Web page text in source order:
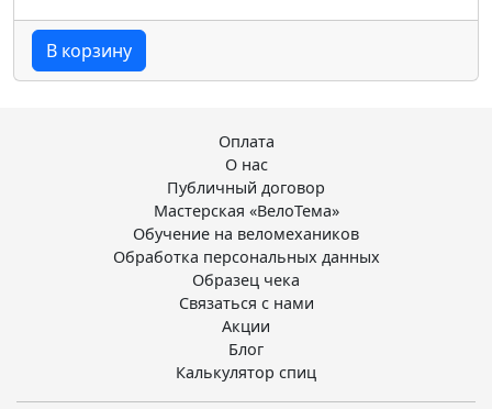
В корзину
Оплата
О нас
Публичный договор
Мастерская «ВелоТема»
Обучение на веломехаников
Обработка персональных данных
Образец чека
Связаться с нами
Акции
Блог
Калькулятор спиц